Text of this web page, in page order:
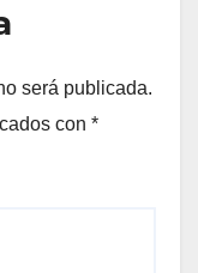
será publicada.
con *